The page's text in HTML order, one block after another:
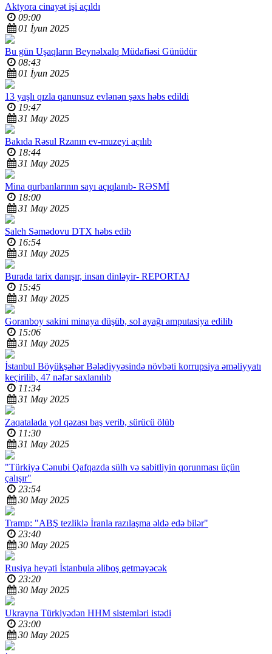
Aktyora cinayət işi açıldı
09:00
01 İyun 2025
Bu gün Uşaqların Beynəlxalq Müdafiəsi Günüdür
08:43
01 İyun 2025
13 yaşlı qızla qanunsuz evlənən şəxs həbs edildi
19:47
31 May 2025
Bakıda Rəsul Rzanın ev-muzeyi açılıb
18:44
31 May 2025
Mina qurbanlarının sayı açıqlanıb- RƏSMİ
18:00
31 May 2025
Saleh Səmədovu DTX həbs edib
16:54
31 May 2025
Burada tarix danışır, insan dinləyir- REPORTAJ
15:45
31 May 2025
Goranboy sakini minaya düşüb, sol ayağı amputasiya edilib
15:06
31 May 2025
İstanbul Böyükşəhər Bələdiyyəsində növbəti korrupsiya əməliyyatı
keçirilib, 47 nəfər saxlanılıb
11:34
31 May 2025
Zaqatalada yol qəzası baş verib, sürücü ölüb
11:30
31 May 2025
"Türkiyə Cənubi Qafqazda sülh və sabitliyin qorunması üçün
çalışır"
23:54
30 May 2025
Tramp: "ABŞ tezliklə İranla razılaşma əldə edə bilər"
23:40
30 May 2025
Rusiya heyəti İstanbula əliboş getməyəcək
23:20
30 May 2025
Ukrayna Türkiyədən HHM sistemləri istədi
23:00
30 May 2025